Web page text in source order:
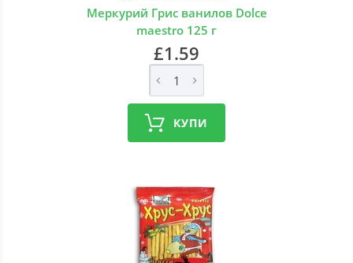
Меркурий Грис ванилов Dolce
maestro 125 г
£1.59
КУПИ